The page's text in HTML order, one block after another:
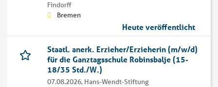
Findorff
Bremen
Heute veröffentlicht
Staatl. anerk. Erzieher/Erzieherin (m/w/d)
für die Ganztagsschule Robinsbalje (15-
18/35 Std./W.)
07.08.2026, Hans-Wendt-Stiftung